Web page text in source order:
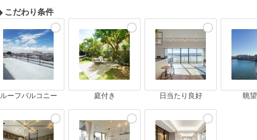
こだわり条件
ルーフバルコニー 庭付き 日当たり良好 眺